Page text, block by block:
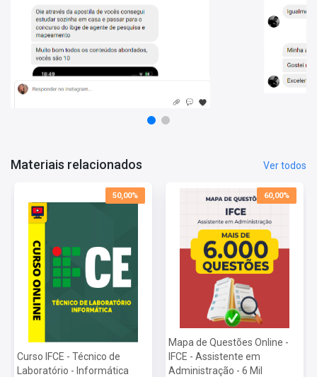
- Apostila elaborada por professores especializados em
concursos.
Matérias da Apostila:
Língua Portuguesa
Legislação Específica
Inscrições: De 08/09 a 07/10
De R$ 1.945,07 a R$ 4.180,67
Taxa de Inscrição:De R$ 80,00 a R$ 100,00
Provas:
Materiais relacionados Ver todos
50,00%
Curso IFCE - Técnico de
Laboratório - Informática
60,00%
Mapa de Questões Online -
IFCE - Assistente em
Administração - 6 Mil